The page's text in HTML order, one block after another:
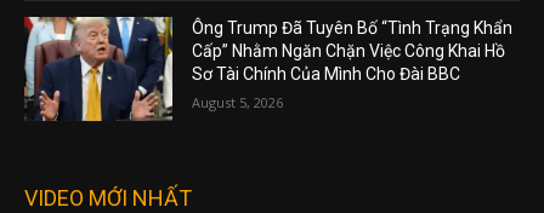
Ông Trump Đã Tuyên Bố “Tình Trạng Khẩn
Cấp” Nhằm Ngăn Chặn Việc Công Khai Hồ
Sơ Tài Chính Của Mình Cho Đài BBC
August 5, 2026
VIDEO MỚI NHẤT